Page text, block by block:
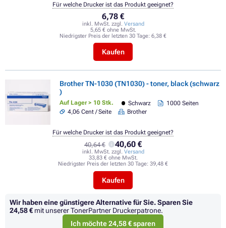
6,78 €
inkl. MwSt. zzgl. Versand
5,65 € ohne MwSt.
Niedrigster Preis der letzten 30 Tage: 6,38 €
Kaufen
Für welche Drucker ist das Produkt geeignet?
Brother TN-1030 (TN1030) - toner, black (schwarz
)
Auf Lager > 10 Stk. Schwarz
1000 Seiten
4,06 Cent / Seite
Brother
40,64 € 40,60 €
inkl. MwSt. zzgl. Versand
33,83 € ohne MwSt.
Niedrigster Preis der letzten 30 Tage: 39,48 €
Kaufen
Für welche Drucker ist das Produkt geeignet?
Wir haben eine günstigere Alternative für Sie.Sparen Sie
24,58 € mit unserer TonerPartner Druckerpatrone.
Ich möchte 24,58 € sparen